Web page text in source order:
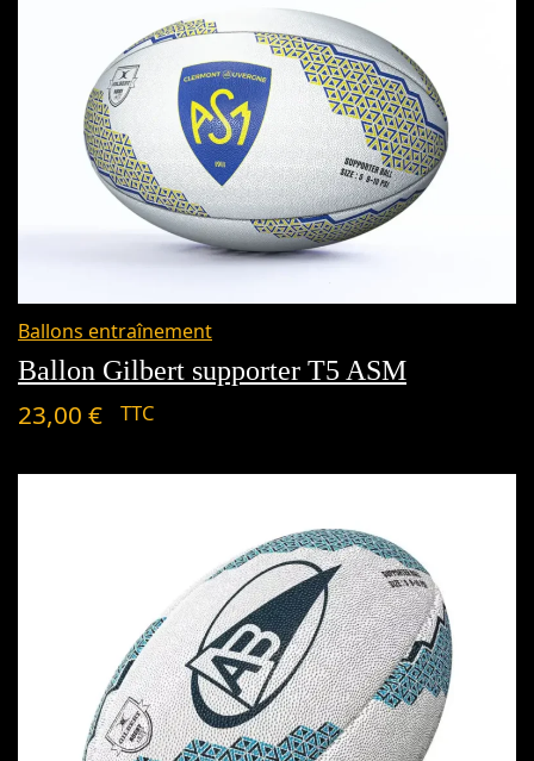
Ballons entraînement
Ballon Gilbert supporter T5 ASM
23,00 € TTC